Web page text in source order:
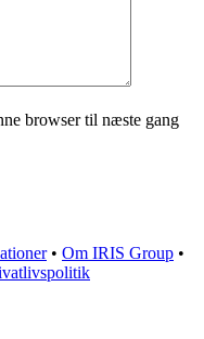
browser til næste gang
• Om IRIS Group •